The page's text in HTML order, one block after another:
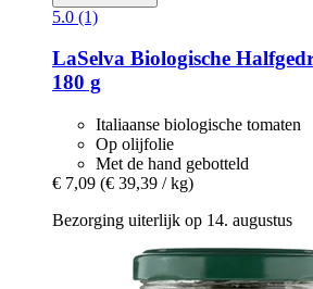
5.0 (1)
LaSelva Biologische
180 g
Italiaanse biologische tomaten
Op olijfolie
Met de hand gebotteld
€ 7,09 (€ 39,39 / kg)
Bezorging uiterlijk op 14. augustus